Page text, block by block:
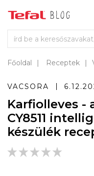
Főoldal Receptek
VACSORA
Karfiolleves -
CY8511
készülék